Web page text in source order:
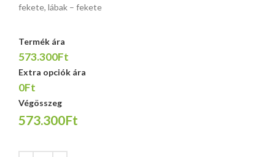
fekete, lábak – fekete
Termék ára
573.300Ft
Extra opciók ára
0Ft
Végösszeg
573.300Ft